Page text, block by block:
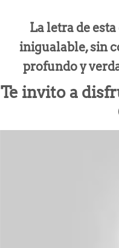
La letra de
inigualable, sin
profundo y
Te invito a